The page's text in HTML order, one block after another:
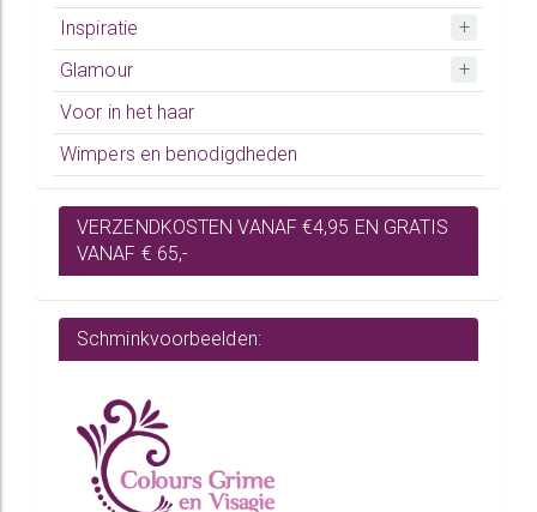
Inspiratie
Glamour
Voor in het haar
Wimpers en benodigdheden
VERZENDKOSTEN VANAF €4,95 EN GRATIS
VANAF € 65,-
Schminkvoorbeelden: